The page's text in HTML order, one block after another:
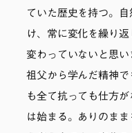
ていた歴史を持つ。
け、常に変化を繰り
変わっていないと思い
祖父から学んだ精神
も全て抗っても仕方
は始まる。ありのま